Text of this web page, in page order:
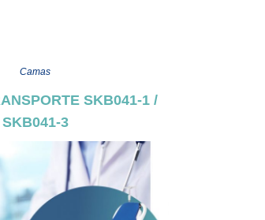
Camas
SKB041-1 /
SKB041-3